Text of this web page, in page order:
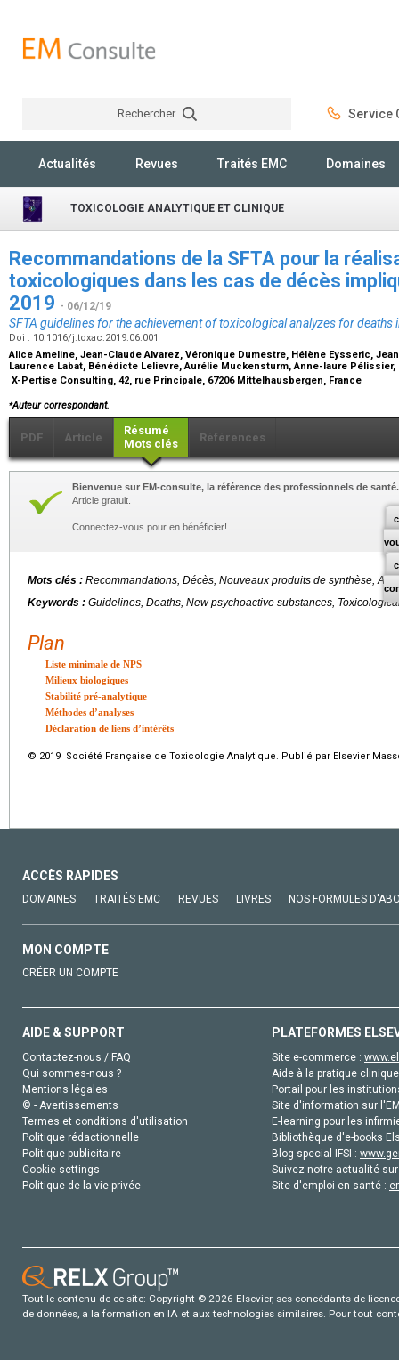
Rechercher Service
Actualités Revues Traités EMC Domaines
TOXICOLOGIE ANALYTIQUE ET CLINIQUE
Recommandations de la SFTA pour la
toxicologiques dans les cas de décès
2019 - 06/12/19
SFTA guidelines for the achievement of toxicological analyzes for
Doi : 10.1016/j.toxac.2019.06.001
Alice Ameline, Jean-Claude Alvarez, Véronique Dumestre, Hélène Eysseric,
Laurence Labat, Bénédicte Lelievre, Aurélie Muckensturm, Anne-laure Pélissier,
X-Pertise Consulting, 42, rue Principale, 67206 Mittelhausbergen, France
⁎Auteur correspondant.
PDF Article
Résumé
Mots clés
Références
Bienvenue sur EM-consulte, la référence des professionnels de santé.
Article gratuit.
Connectez-vous pour en bénéficier!
Mots clés : Recommandations, Décès, Nouveaux produits de synthèse,
Keywords : Guidelines, Deaths, New psychoactive substances,
Plan
Liste minimale de NPS
Milieux biologiques
Stabilité pré-analytique
Méthodes d’analyses
Déclaration de liens d’intérêts
© 2019 Société Française de Toxicologie Analytique. Publié par Elsevier
ACCÈS RAPIDES
DOMAINES TRAITÉS EMC REVUES LIVRES NOS FORMULES
MON COMPTE
CRÉER UN COMPTE
AIDE & SUPPORT
Contactez-nous / FAQ
Qui sommes-nous ?
Mentions légales
© - Avertissements
Termes et conditions d'utilisation
Politique rédactionnelle
Politique publicitaire
Cookie settings
Politique de la vie privée
PLATEFORMES
Site e-commerce :
Aide à la pratique
Portail pour les
Site d'information sur
E-learning pour les
Bibliothèque d'e-books
Blog special IFSI :
Suivez notre actualité
Site d'emploi en santé :
Tout le contenu de ce site: Copyright © 2026 Elsevier, ses concédants de
de données, a la formation en IA et aux technologies similaires. Pour tout